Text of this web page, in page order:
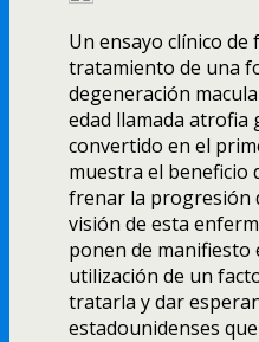
Un ensayo clí­nico de
tratamiento de una
degeneración
edad llamada atrofia
convertido en el
muestra el beneficio
frenar la progresión
visión de esta
ponen de manifiesto
utilización de un
tratarla y dar
estadounidenses